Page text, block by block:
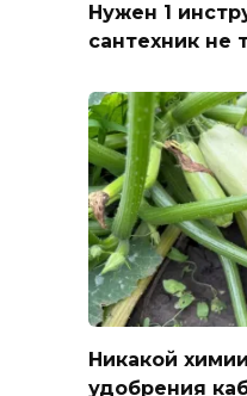
Нужен 1
сантехник не
Никакой
удобрения